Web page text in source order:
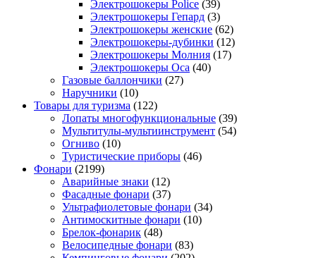
Электрошокеры Police (39)
Электрошокеры Гепард (3)
Электрошокеры женские (62)
Электрошокеры-дубинки (12)
Электрошокеры Молния (17)
Электрошокеры Оса (40)
Газовые баллончики (27)
Наручники (10)
Товары для туризма (122)
Лопаты многофункциональные (39)
Мультитулы-мультиинструмент (54)
Огниво (10)
Туристические приборы (46)
Фонари (2199)
Аварийные знаки (12)
Фасадные фонари (37)
Ультрафиолетовые фонари (34)
Антимоскитные фонари (10)
Брелок-фонарик (48)
Велосипедные фонари (83)